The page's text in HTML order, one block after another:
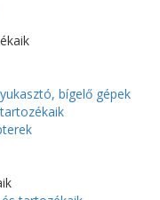
bígelő gépek